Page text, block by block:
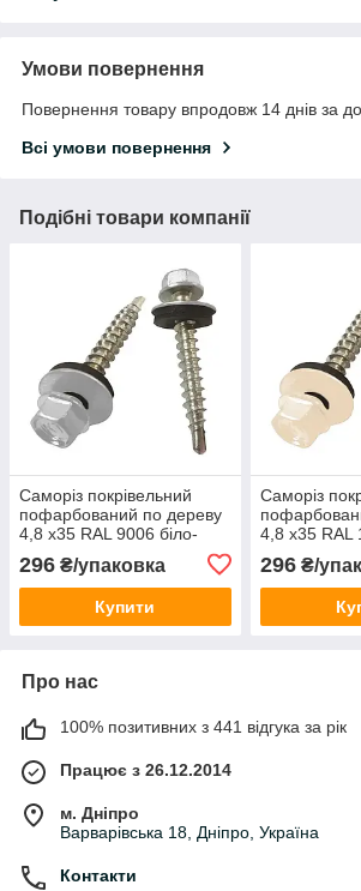
Умови повернення
Повернення товару впродовж 14 днів за
Всі умови повернення
Подібні товари компанії
Саморіз покрівельний
пофарбований по дереву
4,8 х35 RAL 9006 біло-
296 ₴/упаковка
Купити
Саморіз
4,8 х35 RAL
296₴/
Про нас
100% позитивних з 441 відгука за рік
Працює з 26.12.2014
м. Дніпро
Варварівська 18, Дніпро, Україна
Контакти